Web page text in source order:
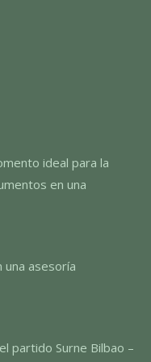
ideal para la
en una
una asesoría
partido Surne Bilbao –